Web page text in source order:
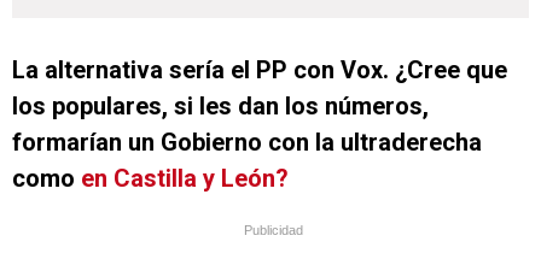
La alternativa sería el PP con Vox. ¿Cree que
los populares, si les dan los números,
formarían un Gobierno con la ultraderecha
como en Castilla y León?
Publicidad